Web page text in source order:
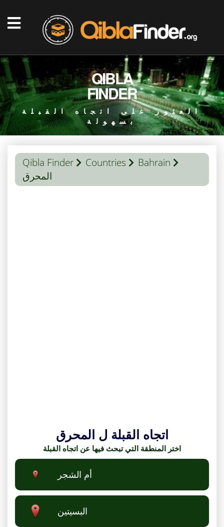
QIBLA
FINDER
العثور على اتجاه القبلة
بسهولة
Qibla Finder Countries
Bahrain
المحرق
اتجاه القبلة ل المحرق
اختر المنطقة التي تبحث فيها عن اتجاه القبلة
أم الشجر
البسيتين